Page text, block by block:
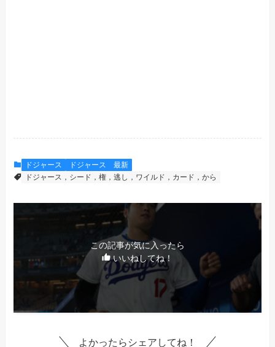
ドジャース
ドジャース 最新
ドジャース，シード，権，逃し，ワイルド，カード，から
この記事が気に入ったら
いいねしてね！
よかったらシェアしてね！